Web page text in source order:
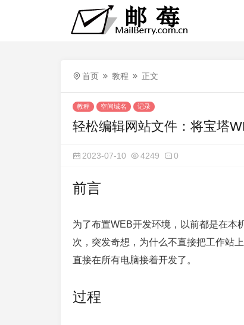
首页 教程 正文
教程 空间域名 记录
轻松编辑网站文件：将宝塔
2023-07-10 4249 0
前言
为了布置WEB开发环境，以前都是在本
次，突发奇想，为什么不直接把工作站
直接在所有电脑接着开发了。
过程